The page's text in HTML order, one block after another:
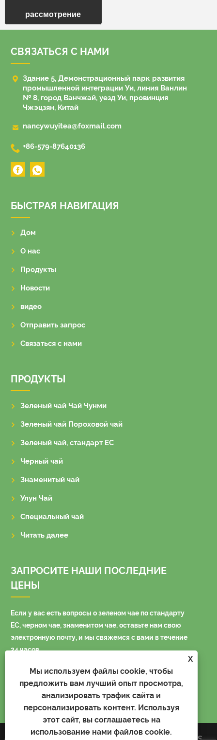
рассмотрение
X
Мы используем файлы cookie, чтобы
предложить вам лучший опыт просмотра,
анализировать трафик сайта и
персонализировать контент. Используя
этот сайт, вы соглашаетесь на
использование нами файлов cookie.
СВЯЗАТЬСЯ С НАМИ

Здание 5, Демонстрационный парк развития
промышленной интеграции Уи, линия Ванлин
№ 8, город Ванчжай, уезд Уи, провинция
Чжэцзян, Китай
 nancywuyitea@foxmail.com
 +86-579-87640136
БЫСТРАЯ НАВИГАЦИЯ
Дом
О нас
Продукты
Новости
видео
Отправить запрос
Связаться с нами
ПРОДУКТЫ
Зеленый чай Чай Чунми
Зеленый чай Пороховой чай
Зеленый чай, стандарт ЕС
Черный чай
Знаменитый чай
Улун Чай
Специальный чай
Читать далее
ЗАПРОСИТЕ НАШИ ПОСЛЕДНИЕ
ЦЕНЫ
Если у вас есть вопросы о зеленом чае по стандарту
ЕС, черном чае, знаменитом чае, оставьте нам свою
электронную почту, и мы свяжемся с вами в течение
24 часов.
Авторские права © 2023